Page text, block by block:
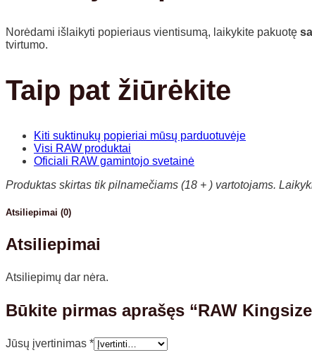
Norėdami išlaikyti popieriaus vientisumą, laikykite pakuotę
tvirtumo.
Taip pat žiūrėkite
Kiti suktinukų popieriai mūsų parduotuvėje
Visi RAW produktai
Oficiali RAW gamintojo svetainė
Produktas skirtas tik pilnamečiams (18 + ) vartotojams.
Atsiliepimai (0)
Atsiliepimai
Atsiliepimų dar nėra.
Būkite pirmas aprašęs “RAW
Jūsų įvertinimas *